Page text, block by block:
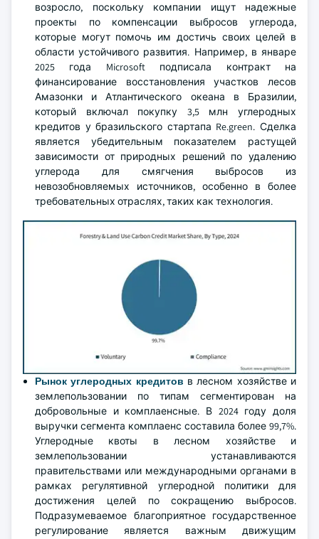
возросло, поскольку компании ищут надежные
проекты по компенсации выбросов углерода,
которые могут помочь им достичь своих целей в
области устойчивого развития. Например, в январе
2025 года Microsoft подписала контракт на
финансирование восстановления участков лесов
Амазонки и Атлантического океана в Бразилии,
который включал покупку 3,5 млн углеродных
кредитов у бразильского стартапа Re.green. Сделка
является убедительным показателем растущей
зависимости от природных решений по удалению
углерода для смягчения выбросов из
невозобновляемых источников, особенно в более
требовательных отраслях, таких как технология.
Рынок углеродных кредитов в лесном хозяйстве и
землепользовании по типам сегментирован на
добровольные и комплаенсные. В 2024 году доля
выручки сегмента комплаенс составила более 99,7%.
Углеродные квоты в лесном хозяйстве и
землепользовании устанавливаются
правительствами или международными органами в
рамках регулятивной углеродной политики для
достижения целей по сокращению выбросов.
Подразумеваемое благоприятное государственное
регулирование является важным движущим